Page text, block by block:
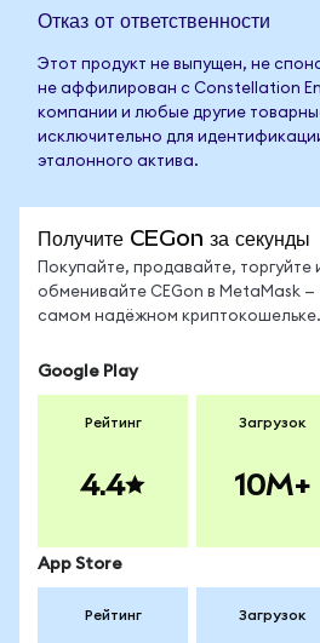
Отказ от ответственности
Этот продукт не выпущен, не
не аффилирован с Constellation
компании и любые другие
исключительно для
эталонного актива.
Получите CEGon за секунды
Покупайте, продавайте, торгуйте
обменивайте CEGon в MetaMask —
самом надёжном криптокошельке.
Google Play
Рейтинг
4.4
Загрузок
10M+
App Store
Рейтинг Загрузок